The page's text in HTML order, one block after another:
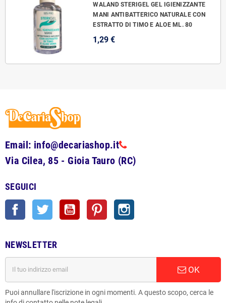
WALAND STERIGEL GEL IGIENIZZANTE
MANI ANTIBATTERICO NATURALE CON
ESTRATTO DI TIMO E ALOE ML. 80
1,29 €
Email: info@decariashop.it
Via Cilea, 85 - Gioia Tauro (RC)
SEGUICI
Facebook Twitter YouTube Pinterest
NEWSLETTER
OK
Puoi annullare l'iscrizione in ogni momenti. A questo scopo, cerca le